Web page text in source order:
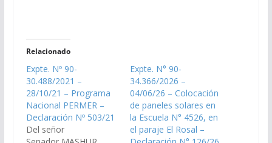
Relacionado
Expte. Nº 90-
30.488/2021 –
28/10/21 – Programa
Nacional PERMER –
Declaración Nº 503/21
Del señor
Expte. N° 90-
34.366/2026 –
04/06/26 – Colocación
de paneles solares en
la Escuela N° 4526, en
el paraje El Rosal –